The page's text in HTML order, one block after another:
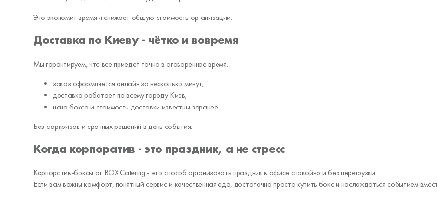
Это экономит время и снижает общую стоимость организации.
Доставка по Киеву - чётко и вовремя
Мы гарантируем, что всё приедет точно в оговоренное время.
заказ оформляется онлайн за несколько минут;
доставка работает по всему городу Киев;
цена бокса и стоимость доставки известны заранее.
Без сюрпризов и срочных решений в день события.
Когда корпоратив - это праздник, а не стресс
Корпоратив-боксы от BOX Catering - это способ организовать праздник в офисе спокойно и без перегрузки.
Если вам важны комфорт, понятный сервис и качественная еда, достаточно просто купить бокс и наслаждаться событием